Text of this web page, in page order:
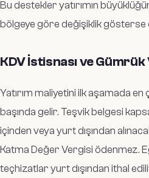
Bu destekler yatırımın
bölgeye göre değişiklik gösterse
KDV İstisnası ve
Yatırım maliyetini ilk aşamada
başında gelir. Teşvik belgesi
içinden veya yurt dışından
Katma Değer Vergisi ödenmez.
teçhizatlar yurt dışından ithal